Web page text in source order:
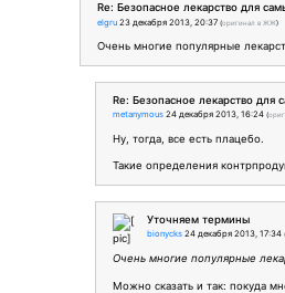
Re: Безопасное лекарство для
elgru 23 декабря 2013, 20:37 (оригинал в ЖЖ)
Очень многие популярные
Re: Безопасное лекарство для
metanymous 24 декабря 2013, 16:24 (
Ну, тогда, все есть плацебо.
Такие определения
Уточняем термины
bionycks 24 декабря 2013, 17:34 (
Очень многие популярные
Можно сказать и так: покуда